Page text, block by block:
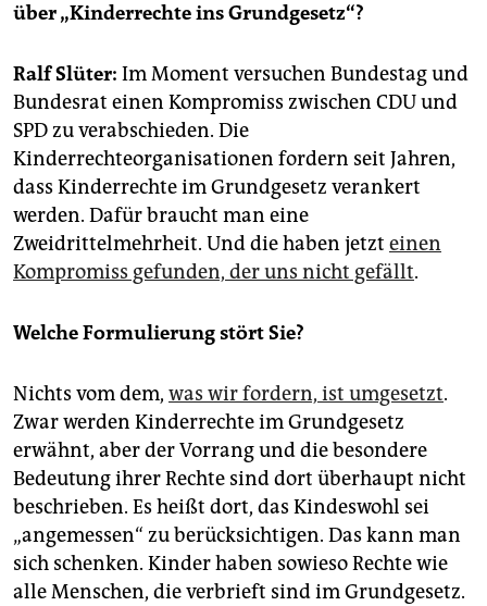
epaper login
über „Kinderrechte ins Grundgesetz“?
Ralf Slüter: Im Moment versuchen Bundestag und
Bundesrat einen Kompromiss zwischen CDU und
SPD zu verabschieden. Die
Kinderrechteorganisationen fordern seit Jahren,
dass Kinderrechte im Grundgesetz verankert
werden. Dafür braucht man eine
Zweidrittelmehrheit. Und die haben jetzt einen
Kompromiss gefunden, der uns nicht gefällt.
Welche Formulierung stört Sie?
Nichts vom dem, was wir fordern, ist umgesetzt.
Zwar werden Kinderrechte im Grundgesetz
erwähnt, aber der Vorrang und die besondere
Bedeutung ihrer Rechte sind dort überhaupt nicht
beschrieben. Es heißt dort, das Kindeswohl sei
„angemessen“ zu berücksichtigen. Das kann man
sich schenken. Kinder haben sowieso Rechte wie
alle Menschen, die verbrieft sind im Grundgesetz.